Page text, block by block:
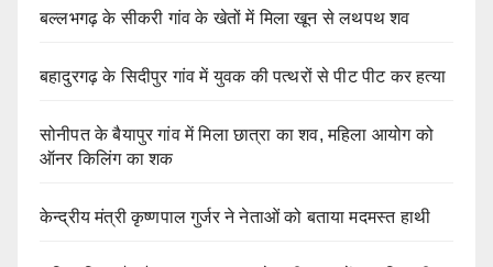
बल्लभगढ़ के सीकरी गांव के खेतों में मिला खून से लथपथ शव
बहादुरगढ़ के सिदीपुर गांव में युवक की पत्थरों से पीट पीट कर हत्या
सोनीपत के बैयापुर गांव में मिला छात्रा का शव, महिला आयोग को
ऑनर किलिंग का शक
केन्द्रीय मंत्री कृष्णपाल गुर्जर ने नेताओं को बताया मदमस्त हाथी